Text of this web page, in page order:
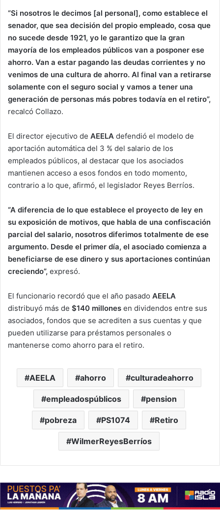
“Si nosotros le decimos [al personal], como establece el
senador, que sea decisión del propio empleado, cosa que
no sucede desde 1921, yo le garantizo que la gran
mayoría de los empleados públicos van a posponer ese
ahorro. Van a estar pagando las deudas corrientes y no
venimos de una cultura de ahorro. Al final van a retirarse
solamente con el seguro social y vamos a tener una
generación de personas más pobres todavía en el retiro”,
recalcó Collazo.
El director ejecutivo de AEELA defendió el modelo de
aportación automática del 3 % del salario de los
empleados públicos, al destacar que los asociados
mantienen acceso a esos fondos en todo momento,
contrario a lo que, afirmó, el legislador Reyes Berríos.
“A diferencia de lo que establece el proyecto de ley en
su exposición de motivos, que habla de una confiscación
parcial del salario, nosotros diferimos totalmente de ese
argumento. Desde el primer día, el asociado comienza a
beneficiarse de ese dinero y sus aportaciones continúan
creciendo”, expresó.
El funcionario recordó que el año pasado AEELA
distribuyó más de $140 millones en dividendos entre sus
asociados, fondos que se acrediten a sus cuentas y que
pueden utilizarse para préstamos personales o
mantenerse como ahorro para el retiro.
AEELA ahorro culturadeahorro
empleadospúblicos pension
pobreza PS1074 Retiro
WilmerReyesBerríos